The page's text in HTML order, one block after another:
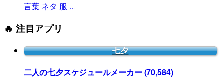
言葉 ネタ 服 ...
🔥 注目アプリ
七夕
二人の七夕スケジュールメーカー(70,584)